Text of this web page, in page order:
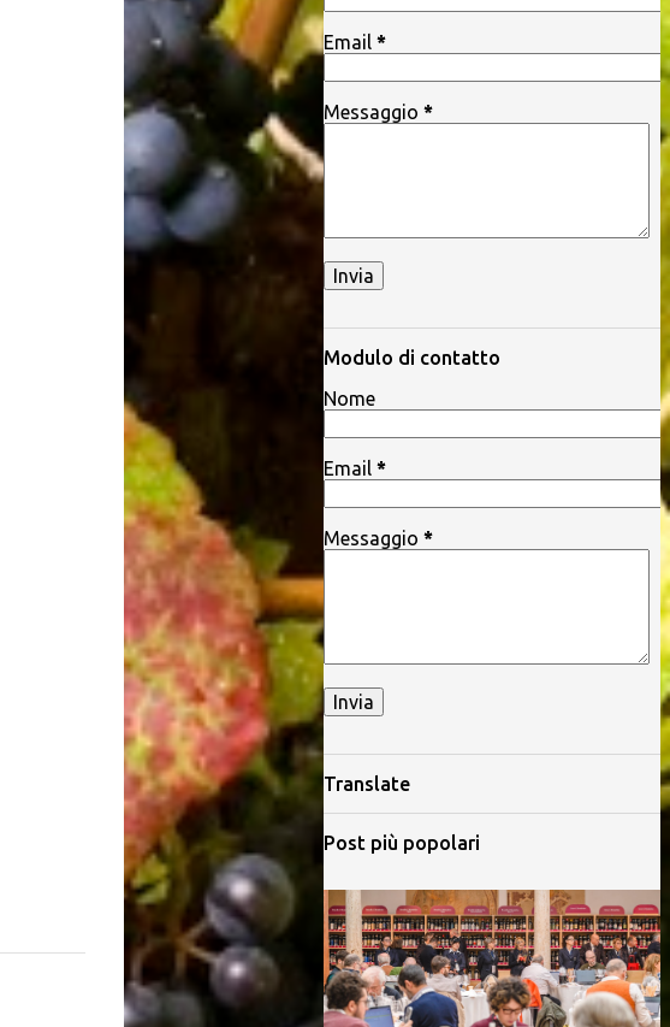
Email *
Messaggio *
Modulo di contatto
Nome
Email *
Messaggio *
Translate
Post più popolari